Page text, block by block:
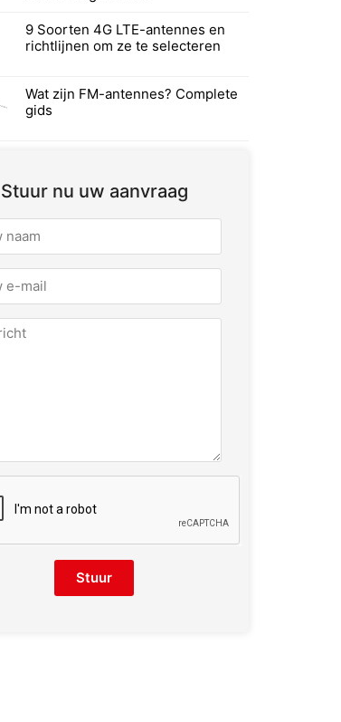
9 Soorten 4G LTE-antennes en
richtlijnen om ze te selecteren
Wat zijn FM-antennes? Complete
gids
Stuur nu uw aanvraag
Stuur